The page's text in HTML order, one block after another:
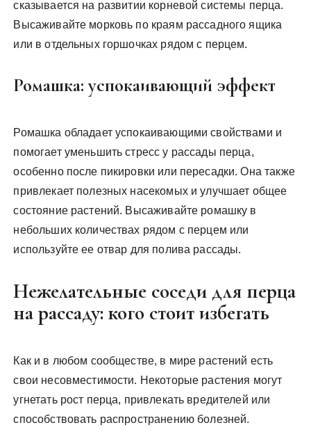
сказывается на развитии корневой системы перца.
Высаживайте морковь по краям рассадного ящика
или в отдельных горшочках рядом с перцем.
Ромашка: успокаивающий эффект
Ромашка обладает успокаивающими свойствами и
помогает уменьшить стресс у рассады перца,
особенно после пикировки или пересадки. Она также
привлекает полезных насекомых и улучшает общее
состояние растений. Высаживайте ромашку в
небольших количествах рядом с перцем или
используйте ее отвар для полива рассады.
Нежелательные соседи для перца
на рассаду: кого стоит избегать
Как и в любом сообществе, в мире растений есть
свои несовместимости. Некоторые растения могут
угнетать рост перца, привлекать вредителей или
способствовать распространению болезней.